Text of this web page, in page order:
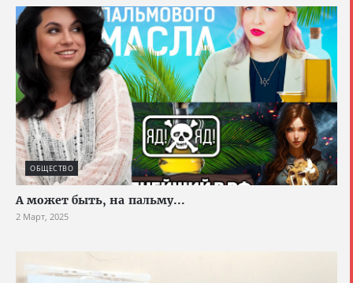
ОБЩЕСТВО
А может быть, на пальму...
2 Март, 2025